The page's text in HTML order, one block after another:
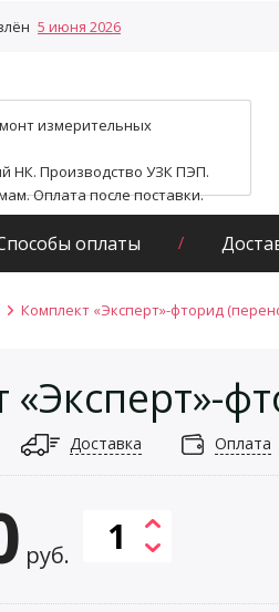
5 июня 2026
измерительных
НК. Производство УЗК ПЭП.
Оплата после поставки.
оплаты
Комплект «Эксперт»-фторид
«Эксперт»-
Доставка Оплата
руб.